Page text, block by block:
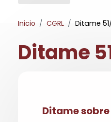
Inicio CGRL Ditame
Ditame
Ditame